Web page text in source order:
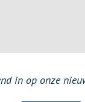
in op onze